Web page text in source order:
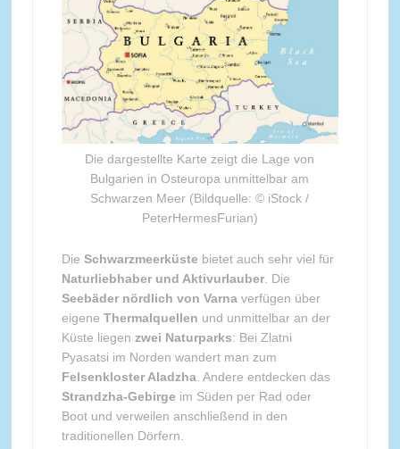
Die dargestellte Karte zeigt die Lage von
Bulgarien in Osteuropa unmittelbar am
Schwarzen Meer (Bildquelle: © iStock /
PeterHermesFurian)
Die Schwarzmeerküste bietet auch sehr viel für
Naturliebhaber und Aktivurlauber. Die
Seebäder nördlich von Varnaverfügen über
eigene Thermalquellen und unmittelbar an der
Küste liegen zwei Naturparks: Bei Zlatni
Pyasatsi im Norden wandert man zum
Felsenkloster Aladzha. Andere entdecken das
Strandzha-Gebirge im Süden per Rad oder
Boot und verweilen anschließend in den
traditionellen Dörfern.